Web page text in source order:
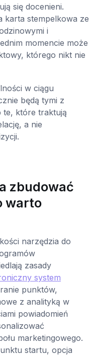
się docenieni.
stempelkowa ze
i
momencie może
którego nikt nie
w ciągu
będą tymi z
te, które traktują
a nie
zbudować
warto
narzędzia do
zasady
system
punktów,
z analityką w
powiadomień
marketingowego.
startu, opcja